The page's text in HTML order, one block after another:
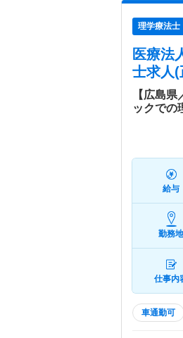
理学療法士
医療法
士求人(
【広島
ックでの
給与
勤務地
仕事内
車通勤可